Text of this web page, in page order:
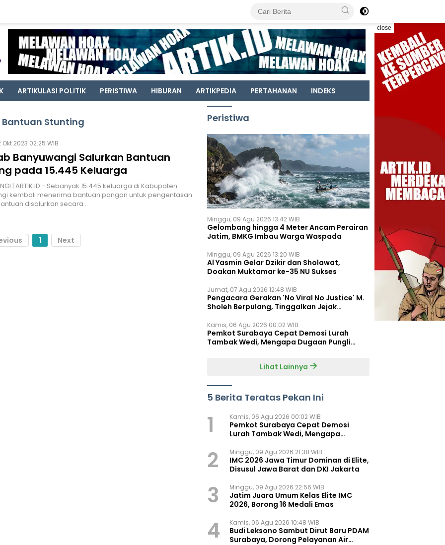
close
ARTIKULASI POLITIK PERISTIWA HIBURAN ARTIKPEDIA PERTAHANAN INDEKS
Bantuan Stunting
2023 02:25 WIB
Banyuwangi Salurkan Bantuan
pada 15.445 Keluarga
| ARTIK.ID - Sebanyak 15.445 keluarga di Kabupaten
kembali menerima bantuan pangan untuk pengentasan
disalurkan secara…
1 Next
Peristiwa
Minggu, 09 Agu 2026 13:42 WIB
Gelombang hingga 4 Meter Ancam Perairan
Jatim, BMKG Imbau Warga Waspada
Minggu, 09 Agu 2026 13:20 WIB
Al Yasmin Gelar Dzikir dan Sholawat,
Doakan Muktamar ke-35 NU Sukses
Jumat, 07 Agu 2026 12:48 WIB
Pengacara Gerakan 'No Viral No Justice' M.
Sholeh Berpulang, Tinggalkan Jejak
Kamis, 06 Agu 2026 00:02 WIB
Pemkot Surabaya Cepat Demosi Lurah
Tambak Wedi, Mengapa Dugaan Pungli
Lihat Lainnya
5 Berita Teratas Pekan Ini
1 Kamis, 06 Agu 2026 00:02 WIB
Pemkot Surabaya Cepat Demosi
Lurah Tambak Wedi, Mengapa
2 Minggu, 09 Agu 2026 21:38 WIB
IMC 2026 Jawa Timur Dominan di Elite,
Disusul Jawa Barat dan DKI Jakarta
3 Minggu, 09 Agu 2026 22:56 WIB
Jatim Juara Umum Kelas Elite IMC
2026, Borong 16 Medali Emas
4 Kamis, 06 Agu 2026 10:48 WIB
Budi Leksono Sambut Dirut Baru PDAM
Surabaya, Dorong Pelayanan Air